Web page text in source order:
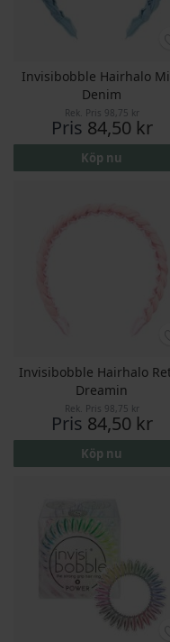
Invisibobble Hairhalo
Denim
Rek. Pris 98,75 kr
Pris 84,50 kr
Köp nu
Invisibobble Hairhalo
Dreamin
Rek. Pris 98,75 kr
Pris 84,50 kr
Köp nu